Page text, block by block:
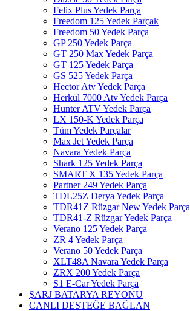
Felix Plus Yedek Parça
Freedom 125 Yedek Parçak
Freedom 50 Yedek Parça
GP 250 Yedek Parça
GT 250 Max Yedek Parça
GT 125 Yedek Parça
GS 525 Yedek Parça
Hector Atv Yedek Parça
Herkül 7000 Atv Yedek Parça
Hunter ATV Yedek Parça
LX 150-K Yedek Parça
Tüm Yedek Parçalar
Max Jet Yedek Parça
Navara Yedek Parça
Shark 125 Yedek Parça
SMART X 135 Yedek Parça
Partner 249 Yedek Parça
TDL25Z Derya Yedek Parça
TDR41Z Rüzgar New Yedek Parça
TDR41-Z Rüzgar Yedek Parça
Verano 125 Yedek Parça
ZR 4 Yedek Parça
Verano 50 Yedek Parça
XLT48A Navara Yedek Parça
ZRX 200 Yedek Parça
S1 E-Car Yedek Parça
ŞARJ BATARYA REYONU
CANLI DESTEĞE BAĞLAN